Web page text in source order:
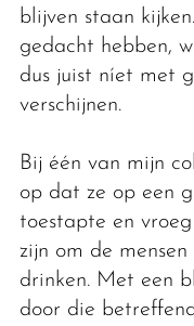
blijven staan
gedacht hebben,
dus juist níet met
verschijnen.
Bij één van mijn
op dat ze op een
toestapte en
zijn om de
drinken. Met een
door die